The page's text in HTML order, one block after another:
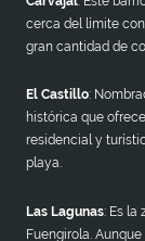
cerca del límite
gran cantidad de
El Castillo:
histórica que
residencial y
playa.
Las Lagunas: Es la
Fuengirola.